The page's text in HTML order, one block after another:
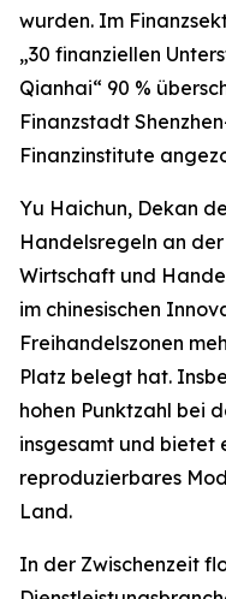
wurden. Im
„30 finanziellen
Qianhai“ 90 %
Finanzstadt
Finanzinstitute
Yu Haichun, Dekan
Handelsregeln an
Wirtschaft und
im chinesischen
Freihandelszonen
Platz belegt hat.
hohen Punktzahl bei
insgesamt und bietet
reproduzierbares
Land.
In der Zwischenzeit